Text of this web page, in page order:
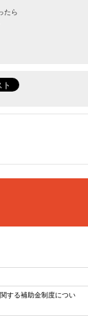
たら
す。
する補助金制度につい